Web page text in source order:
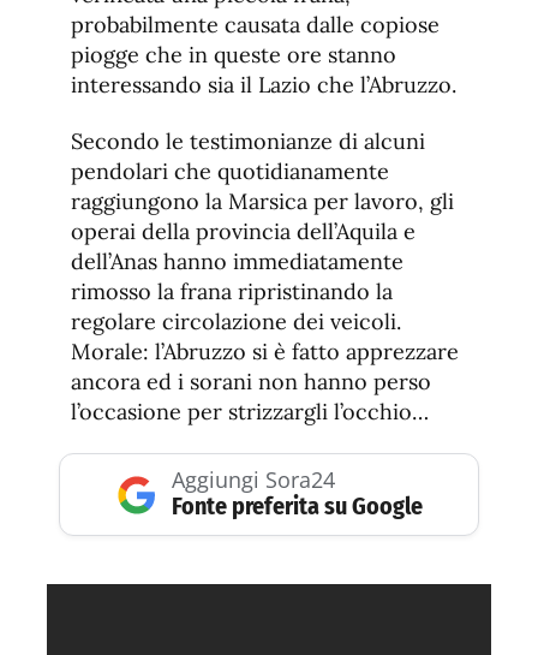
probabilmente causata dalle copiose
piogge che in queste ore stanno
interessando sia il Lazio che l’Abruzzo.
Secondo le testimonianze di alcuni
pendolari che quotidianamente
raggiungono la Marsica per lavoro, gli
operai della provincia dell’Aquila e
dell’Anas hanno immediatamente
rimosso la frana ripristinando la
regolare circolazione dei veicoli.
Morale: l’Abruzzo si è fatto apprezzare
ancora ed i sorani non hanno perso
l’occasione per strizzargli l’occhio…
Aggiungi Sora24
Fonte preferita su Google